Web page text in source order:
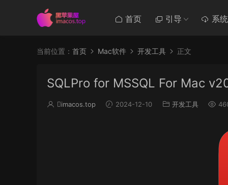
首页 引导 系统
当前位置： 首页 Mac软件 开发工具 正文
SQLPro for MSSQL For Mac
imacos.top 2024-12-10 开发工具